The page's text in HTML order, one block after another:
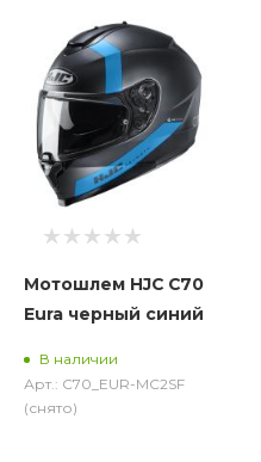
Мотошлем HJC C70
Eura черный синий
В наличии
Арт.: C70_EUR-MC2SF
(снято)